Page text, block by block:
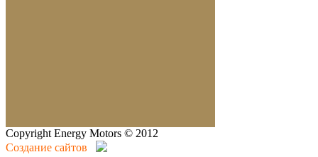
Copyright Energy Motors © 2012
Создание сайтов